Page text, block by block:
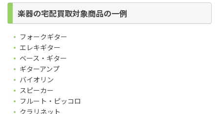
楽器の宅配買取対象商品の一例
フォークギター
エレキギター
ベース・ギター
ギターアンプ
バイオリン
スピーカー
フルート・ピッコロ
クラリネット